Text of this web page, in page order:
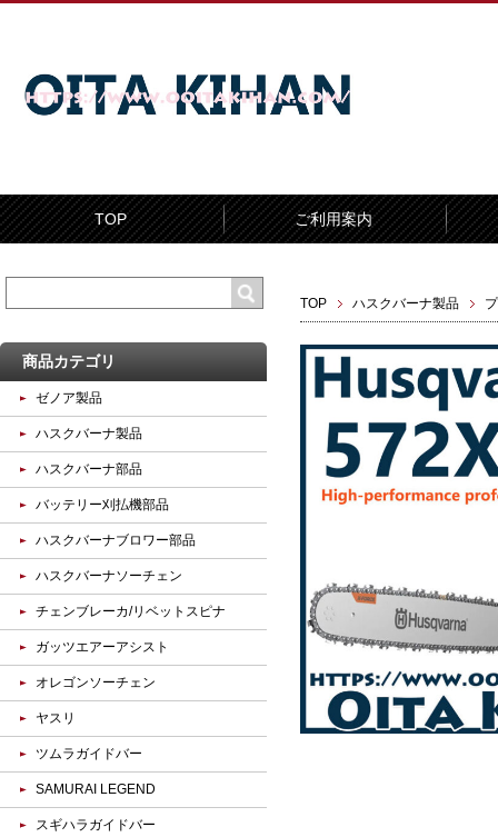
TOP ご利用案内
TOP ハスクバーナ製品
商品カテゴリ
ゼノア製品
ハスクバーナ製品
ハスクバーナ部品
バッテリー刈払機部品
ハスクバーナブロワー部品
ハスクバーナソーチェン
チェンブレーカ/リベットスピナ
ガッツエアーアシスト
オレゴンソーチェン
ヤスリ
ツムラガイドバー
SAMURAI LEGEND
スギハラガイドバー